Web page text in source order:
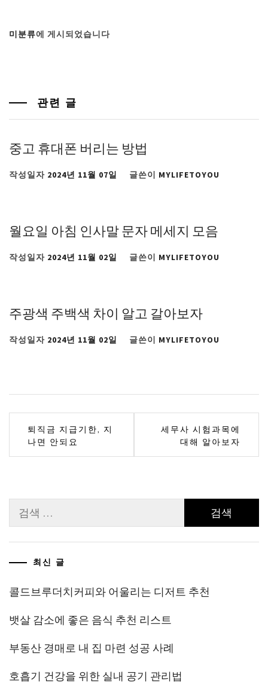
미분류에 게시되었습니다
관련 글
중고 휴대폰 버리는 방법
작성일자 2024년 11월 07일 글쓴이 MYLIFETOYOU
월요일 아침 인사말 문자 메세지 모음
작성일자 2024년 11월 02일 글쓴이 MYLIFETOYOU
주광색 주백색 차이 알고 갈아보자
작성일자 2024년 11월 02일 글쓴이 MYLIFETOYOU
퇴직금 지급기한, 지
나면 안되요
세무사 시험과목에
대해 알아보자
색:
최신 글
콜드브루더치커피와 어울리는 디저트 추천
뱃살 감소에 좋은 음식 추천 리스트
부동산 경매로 내 집 마련 성공 사례
호흡기 건강을 위한 실내 공기 관리법